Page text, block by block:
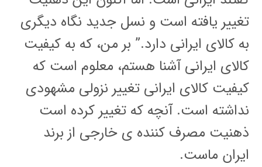
تغییر یافته است و نسل جدید نگاه دیگری
به کالای ایرانی دارد.” بر من، که به کیفیت
کالای ایرانی آشنا هستم، معلوم است که
کیفیت کالای ایرانی تغییر نزولی مشهودی
نداشته است. آنچه که تغییر کرده است
ذهنیت مصرف کننده ی خارجی از برند
ایران ماست.